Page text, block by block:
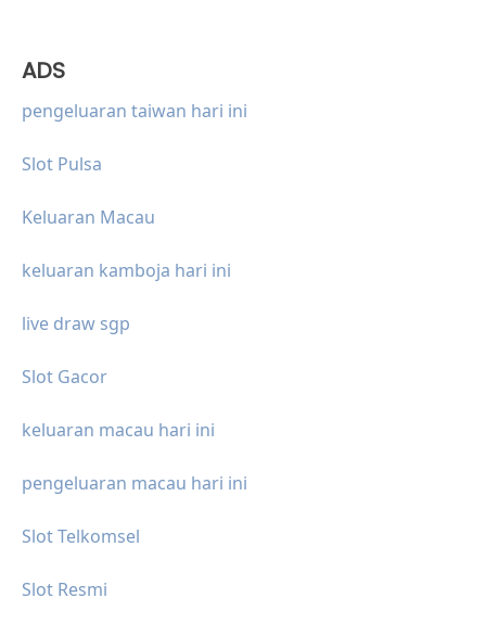
ADS
pengeluaran taiwan hari ini
Slot Pulsa
Keluaran Macau
keluaran kamboja hari ini
live draw sgp
Slot Gacor
keluaran macau hari ini
pengeluaran macau hari ini
Slot Telkomsel
Slot Resmi